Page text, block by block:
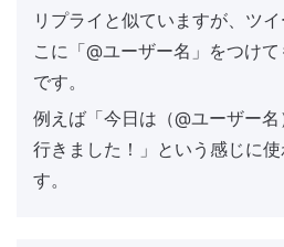
リプライと似ていますが、ツ
こに「@ユーザー名」をつけ
です。
例えば「今日は（@ユーザー
行きました！」という感じに
す。